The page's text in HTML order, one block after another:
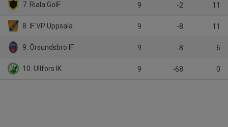
7. Riala GoIF 9 -2 11
8. IF VP Uppsala 9 -8 11
9. Örsundsbro IF 9 -8 6
10. Ullfors IK 9 -68 0